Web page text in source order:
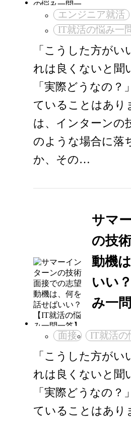
エンジニア就活
IT就活の悩み一
「こうした方がい
れは良くないと聞
「実際どうなの？
ていることはあり
は、インターンの
のような場合に落
か、その…
サマ
の技
動機
いい
み一
面接 IT就活の
「こうした方がい
れは良くないと聞
「実際どうなの？
ていることはあり